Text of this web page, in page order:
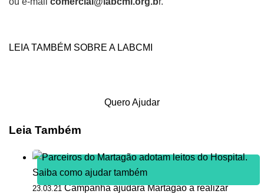
LEIA TAMBÉM SOBRE A LABCMI
Quero Ajudar
Leia Também
23.03.21 Campanha ajudará Martagão a realizar